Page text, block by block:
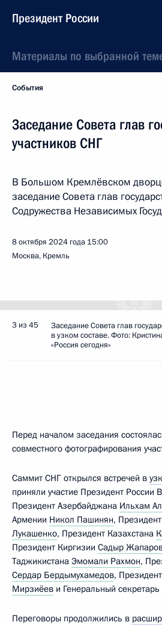
Президент России
Материалы по выбранной
События
Заседание Совета глав
участников СНГ
В Большом Кремлёвском
заседание Совета глав
Содружества Независимых
8 октября 2024 года 15:00
Москва, Кремль
3 из 45
Заседание Совета глав
в узком составе. Фото:
«Россия сегодня»
Перед началом заседания
совместного фотографирования
Саммит СНГ открылся встречей в
приняли участие Президент России
Президент Азербайджана Ильхам
Армении Никол Пашинян,
Лукашенко, Президент Казахстана
Президент Киргизии Садыр
Таджикистана Эмомали Рахмон,
Сердар Бердымухамедов,
Мирзиёев и Генеральный
Переговоры продолжились в